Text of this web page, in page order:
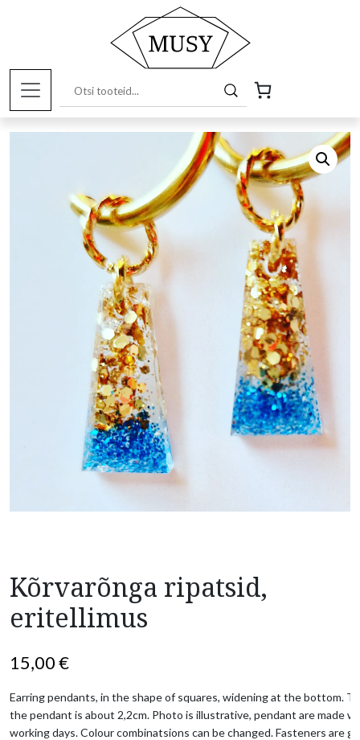
Musy tooted/Ehted/ Kõrvarõnga ripatsid,
Kõrvarõnga ripatsid,
eritellimus
15,00€
Earring pendants, in the shape of squares, widening at the bottom.
the pendant is about 2,2cm. Photo is illustrative, pendant are made
working days. Colour combinatsions can be changed. Fasteners are